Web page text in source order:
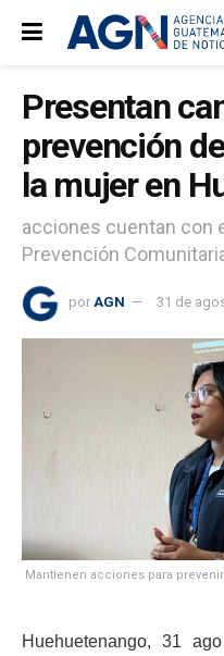
Presentan
prevención
la mujer en
acciones cuentan con
Prevención
por AGN 31 de
Mantienen acciones para
Huehuetenango, 31